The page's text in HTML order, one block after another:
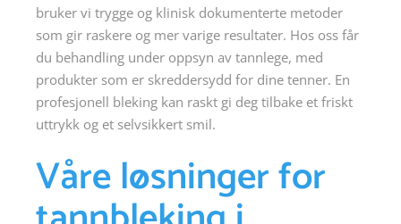
bruker vi trygge og klinisk dokumenterte metoder
som gir raskere og mer varige resultater. Hos oss får
du behandling under oppsyn av tannlege, med
produkter som er skreddersydd for dine tenner. En
profesjonell bleking kan raskt gi deg tilbake et friskt
uttrykk og et selvsikkert smil.
Våre løsninger for